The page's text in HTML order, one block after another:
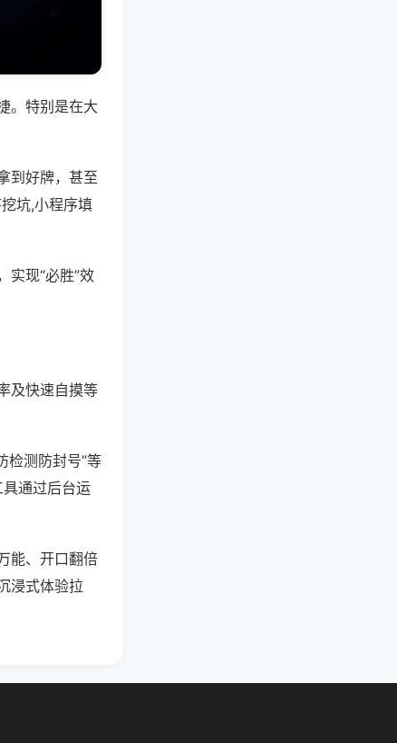
。特别是在大
到好牌，甚至
坑,小程序填
实现“必胜”效
及快速自摸等
检测防封号”等
具通过后台运
能、开口翻倍
浸式体验拉